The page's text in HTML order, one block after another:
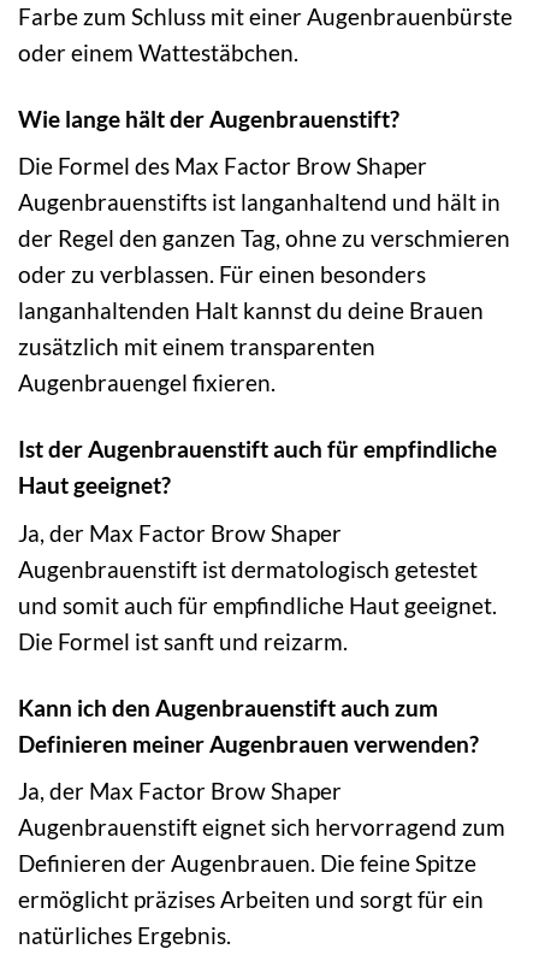
Farbe zum Schluss mit einer Augenbrauenbürste
oder einem Wattestäbchen.
Wie lange hält der Augenbrauenstift?
Die Formel des Max Factor Brow Shaper
Augenbrauenstifts ist langanhaltend und hält in
der Regel den ganzen Tag, ohne zu verschmieren
oder zu verblassen. Für einen besonders
langanhaltenden Halt kannst du deine Brauen
zusätzlich mit einem transparenten
Augenbrauengel fixieren.
Ist der Augenbrauenstift auch für empfindliche
Haut geeignet?
Ja, der Max Factor Brow Shaper
Augenbrauenstift ist dermatologisch getestet
und somit auch für empfindliche Haut geeignet.
Die Formel ist sanft und reizarm.
Kann ich den Augenbrauenstift auch zum
Definieren meiner Augenbrauen verwenden?
Ja, der Max Factor Brow Shaper
Augenbrauenstift eignet sich hervorragend zum
Definieren der Augenbrauen. Die feine Spitze
ermöglicht präzises Arbeiten und sorgt für ein
natürliches Ergebnis.